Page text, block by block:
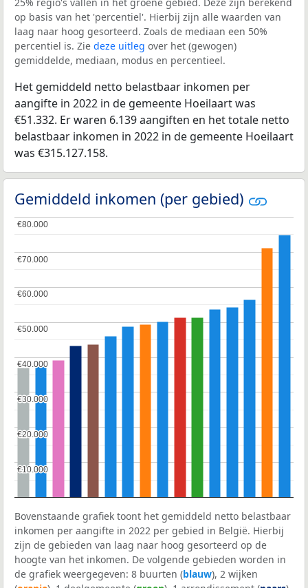
25% regio's vallen in het groene gebied. Deze zijn berekend
op basis van het 'percentiel'. Hierbij zijn alle waarden van
laag naar hoog gesorteerd. Zoals de mediaan een 50%
percentiel is. Zie deze uitleg over het (gewogen)
gemiddelde, mediaan, modus en percentieel.
Het gemiddeld netto belastbaar inkomen per
aangifte in 2022 in de gemeente Hoeilaart was
€51.332. Er waren 6.139 aangiften en het totale netto
belastbaar inkomen in 2022 in de gemeente Hoeilaart
was €315.127.158.
Gemiddeld inkomen (per gebied)
€10.000
€10.000
€20.000
€20.000
€30.000
€30.000
€40.000
€40.000
€50.000
€50.000
€60.000
€60.000
€70.000
€70.000
€80.000
€80.000
Bovenstaande grafiek toont het gemiddeld netto belastbaar
inkomen per aangifte in 2022 per gebied in België. Hierbij
zijn de gebieden van laag naar hoog gesorteerd op de
hoogte van het inkomen. De volgende gebieden worden in
de grafiek weergegeven: 8 buurten (blauw), 2 wijken